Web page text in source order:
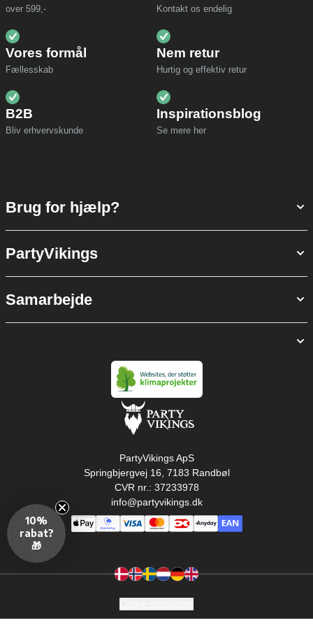
over 599,- Kontakt os endelig
Vores formål
Fællesskab
Nem retur
Hurtig og effektiv retur
B2B
Bliv erhvervskunde
Inspirationsblog
Se mere her
Brug for hjælp?
PartyVikings
Samarbejde
PartyVikings ApS
Springbjergvej 16, 7183 Randbøl
CVR nr.: 37233978
info@partyvikings.dk
10%
rabat?
🎁